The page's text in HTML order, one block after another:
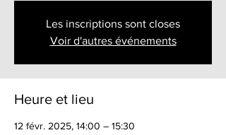
Les inscriptions sont closes
Voir d'autres événements
Heure et lieu
12 févr. 2025, 14:00 – 15:30